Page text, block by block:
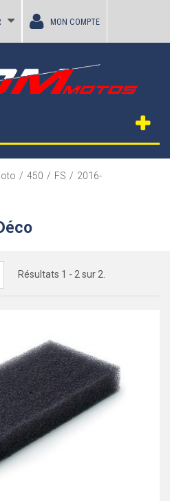
MON COMPTE
/ 450 / FS / 2016-
Résultats 1 - 2 sur 2.